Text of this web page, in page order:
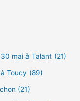
mai à Talant (21)
Toucy (89)
(21)